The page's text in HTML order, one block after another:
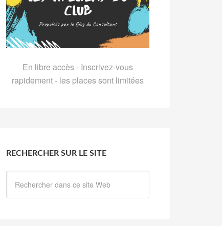
En libre accès - Inscrivez-vous
rapidement - les places sont limitées
RECHERCHER SUR LE SITE